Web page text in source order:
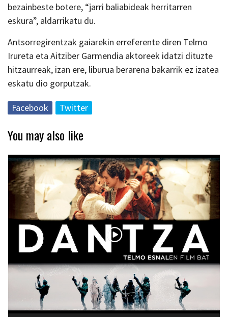
bezainbeste botere, “jarri baliabideak herritarren
eskura”, aldarrikatu du.
Antsorregirentzak gaiarekin erreferente diren Telmo
Irureta eta Aitziber Garmendia aktoreek idatzi dituzte
hitzaurreak, izan ere, liburua berarena bakarrik ez izatea
eskatu dio gorputzak.
Facebook Twitter
You may also like